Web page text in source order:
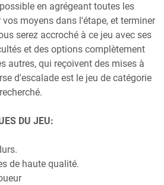
en agrégeant toutes les
moyens dans l'étape, et terminer
serez accroché à ce jeu avec ses
et des options complètement
autres, qui reçoivent des mises à
d'escalade est le jeu de catégorie
DU JEU:
de haute qualité.